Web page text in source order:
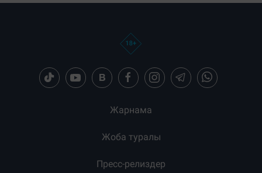
Жарнама
Жоба туралы
Пресс-релиздер